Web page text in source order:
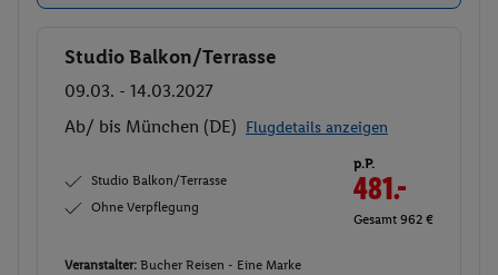
Buchen
Studio Balkon/Terrasse
09.03. - 14.03.2027
Ab/ bis München (DE) Flugdetails anzeigen
Studio Balkon/Terrasse
Ohne Verpflegung
p.P.
481.-
Gesamt 962 €
Veranstalter: Bucher Reisen - Eine Marke